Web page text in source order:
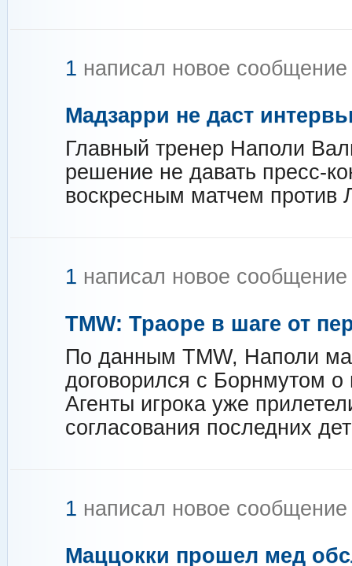
1 написал новое
Мадзарри не даст
Главный тренер Наполи
решение не давать пресс-
воскресным матчем против
1 написал новое
TMW: Траоре в шаге от
По данным TMW, Наполи
договорился с Борнмутом
Агенты игрока уже
согласования последних
1 написал новое
Маццокки прошел мед